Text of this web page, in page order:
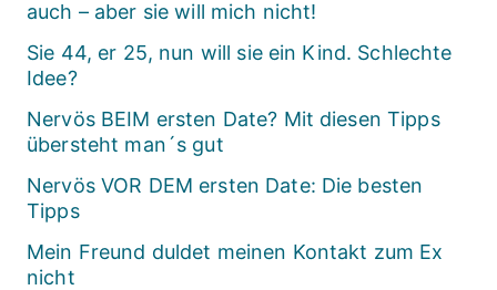
auch – aber sie will mich nicht!
Sie 44, er 25, nun will sie ein Kind. Schlechte
Idee?
Nervös BEIM ersten Date? Mit diesen Tipps
übersteht man´s gut
Nervös VOR DEM ersten Date: Die besten
Tipps
Mein Freund duldet meinen Kontakt zum Ex
nicht